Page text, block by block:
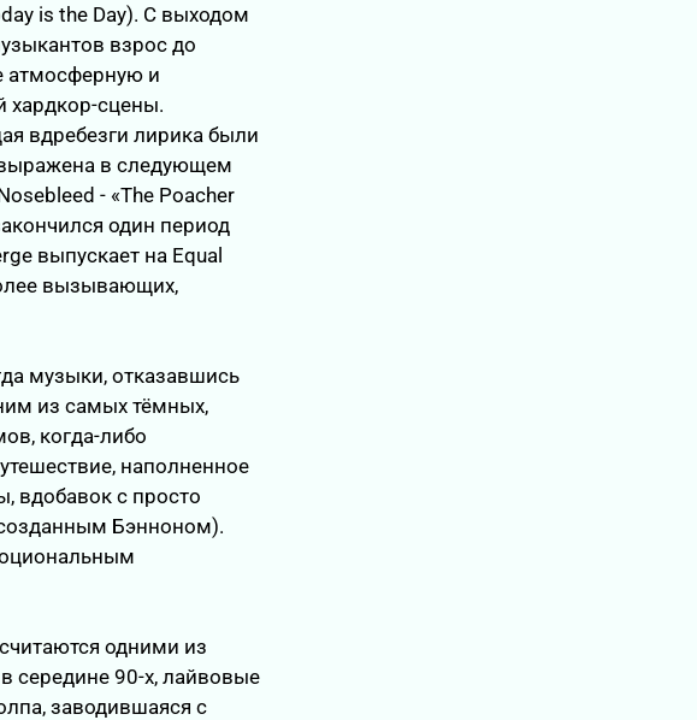
is the Day). С выходом
взрос до
атмосферную и
хардкор-сцены.
вдребезги лирика были
выражена в следующем
- «The Poacher
один период
выпускает на Equal
вызывающих,
музыки, отказавшись
из самых тёмных,
когда-либо
наполненное
вдобавок с просто
Бэнноном).
одними из
середине 90-х, лайвовые
заводившаяся с